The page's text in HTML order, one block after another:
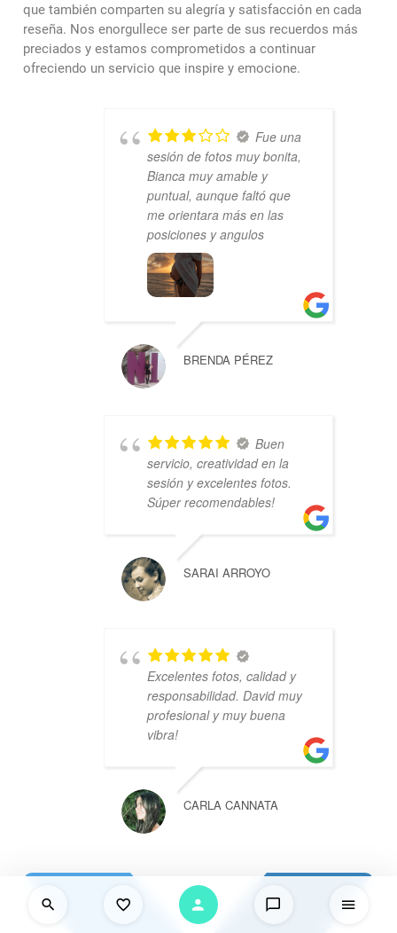
que también comparten su alegría y satisfacción en cada
reseña. Nos enorgullece ser parte de sus recuerdos más
preciados y estamos comprometidos a continuar
ofreciendo un servicio que inspire y emocione.
Fue una
sesión de fotos muy bonita,
Bianca muy amable y
puntual, aunque faltó que
me orientara más en las
posiciones y angulos
BRENDA PÉREZ
Buen
servicio, creatividad en la
sesión y excelentes fotos.
Súper recomendables!
SARAI ARROYO
Excelentes fotos, calidad y
responsabilidad. David muy
profesional y muy buena
vibra!
CARLA CANNATA